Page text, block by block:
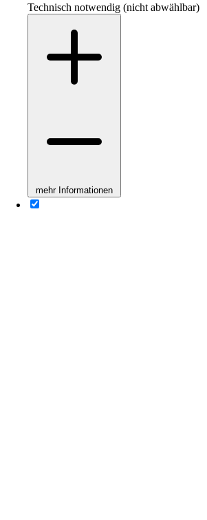
Technisch notwendig (nicht abwählbar)
mehr Informationen